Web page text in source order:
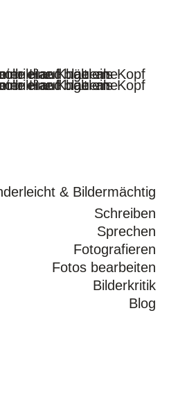
FolgenFolgenFolgenFolgen
Schreiben
Sprechen
Fotografieren
Fotos bearbeiten
Bilderkritik
Blog